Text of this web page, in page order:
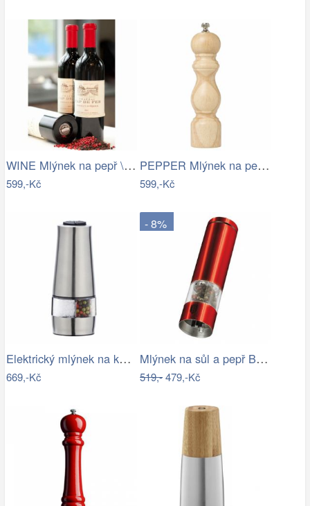
WINE Mlýnek na pepř \"Láhev červeného…
599,-Kč
PEPPER Mlýnek na pepř přírodní 20 cm
599,-Kč
Elektrický mlýnek na koření, 2 v 1,…
669,-Kč
- 8%
Mlýnek na sůl a pepř Berlingerhaus BH…
519,-479,-Kč